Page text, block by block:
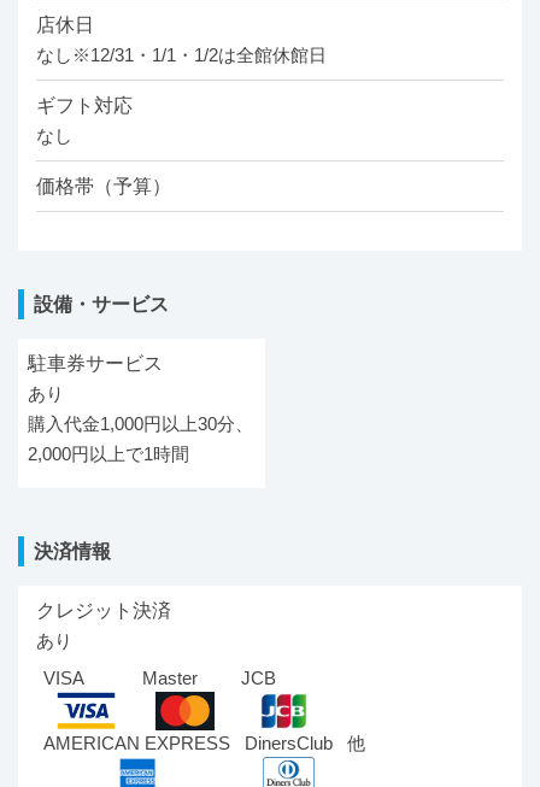
店休日
なし※12/31・1/1・1/2は全館休館日
ギフト対応
なし
価格帯（予算）
設備・サービス
駐車券サービス
あり
購入代金1,000円以上30分、
2,000円以上で1時間
決済情報
クレジット決済
あり
VISA
Master JCB
AMERICAN EXPRESS DinersClub 他